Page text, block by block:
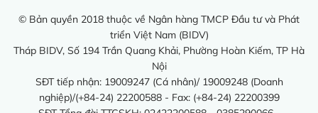
© Bản quyền 2018 thuộc về Ngân hàng TMCP Đầu tư và Phát
triển Việt Nam (BIDV)
Tháp BIDV, Số 194 Trần Quang Khải, Phường Hoàn Kiếm, TP Hà
Nội
SĐT tiếp nhận: 19009247 (Cá nhân)/ 19009248 (Doanh
nghiệp)/(+84-24) 22200588 - Fax: (+84-24) 22200399